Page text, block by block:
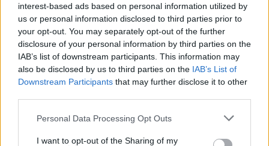
interest-based ads based on personal information utilized by
us or personal information disclosed to third parties prior to
your opt-out. You may separately opt-out of the further
disclosure of your personal information by third parties on the
IAB’s list of downstream participants. This information may
also be disclosed by us to third parties on the IAB’s List of
Downstream Participants that may further disclose it to other
Personal Data Processing Opt Outs
I want to opt-out of the Sharing of my
Para António Carlos, o crescimento alcançado ao longo
dos últimos anos representa o cumprimento dos
objetivos que traçou quando iniciou o seu percurso no
setor imobiliário. O empresário considera que o
reconhecimento conquistado resulta da proximidade
com a comunidade e da capacidade de apoiar não apenas
compradores e vendedores, mas também iniciativas
locais e projetos de desenvolvimento regional. Segundo
sua presença em vários concelhos da Beira Interior e
Rio de Janeiro: Governo do Estado
propõe parceria com a FUNCEX para
“reforçar inteligência sobre
comércio exterior”